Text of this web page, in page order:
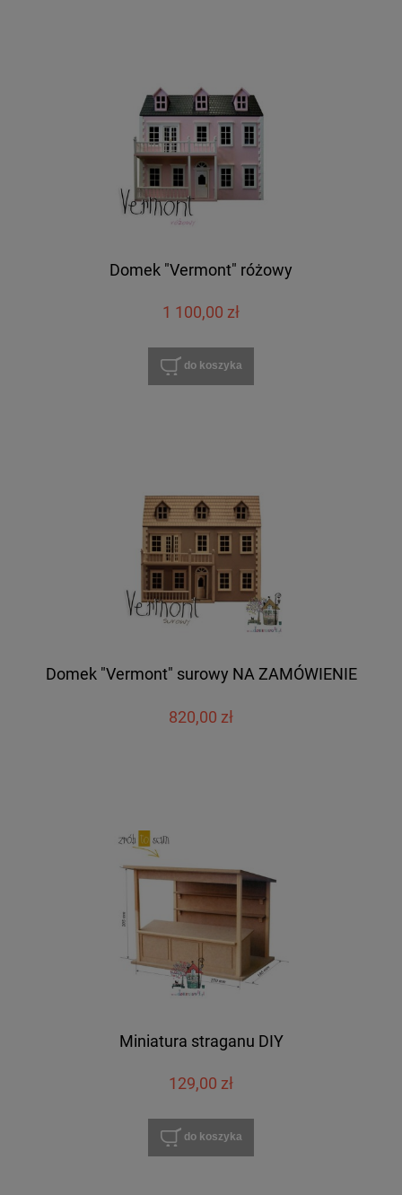
Domek "Vermont" różowy
1 100,00 zł
do koszyka
Domek "Vermont" surowy NA ZAMÓWIENIE
820,00 zł
Miniatura straganu DIY
129,00 zł
do koszyka